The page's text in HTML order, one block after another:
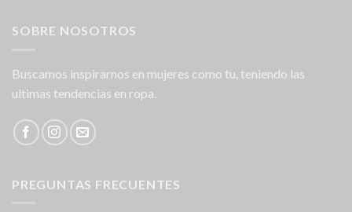
SOBRE NOSOTROS
Buscamos inspirarnos en mujeres como tu, teniendo las
ultimas tendencias en ropa.
PREGUNTAS FRECUENTES